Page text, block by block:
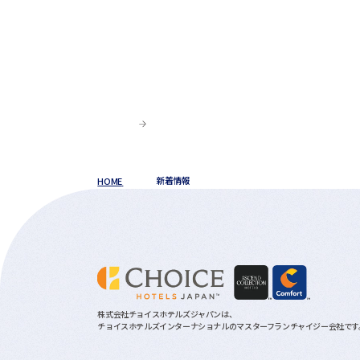
HOME 新着情報
株式会社チョイスホテルズジャパンは、
チョイスホテルズインターナショナルのマスターフランチャイジー会社で